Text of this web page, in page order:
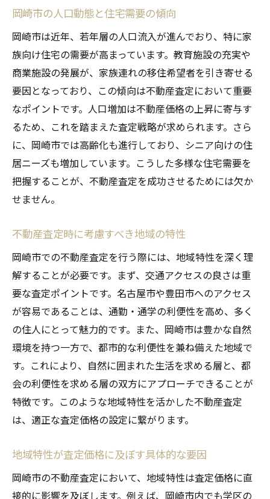
地域経済の動向が不動産市場に及ぼす影響
市場の安全性を測るためのリスク評価
不動産査定を円滑に岡崎市の特性を生かしたプ
ロセス
岡崎市における効率的な査定手法の選び方
地域特性を活用した査定プロセスの工夫
査定精度を上げるためのポイント
地域情報を活用した査定戦略の立案
住民の意見を反映した査定結果の活かし方
査定後に見直すべき地域特性と市場動向
の秘訣
市場分析の基本とその重要性
岡崎市の不動産市場でのデータ分析手法
成功する査定に必要な市場情報の収集方法
市場分析から得たデータを査定に活かすコ
ツ
分析結果を基にした価格決定のプロセス
市場分析が明らかにする今後の不動産動向
地域特性を活かした岡崎市の不動産査定実践的
アドバイス
地域特性を査定に反映するためのテクニッ
ク
地域住民から学ぶ査定のポイント
岡崎市の人口動態と住宅需要の傾向
岡崎市は近年、若年層の人口流入が進んでおり、特に家
族向け住宅の需要が高まっています。教育施設の充実や
商業施設の発展が、家族連れの移住希望者を引き寄せる
要因となっており、この傾向は不動産査定において重要
なポイントです。人口増加は不動産価格の上昇に寄与す
るため、これを踏まえた査定戦略が求められます。さら
に、岡崎市では高齢化も進行しており、シニア向けの住
居ニーズも増加しています。こうした多様な住宅需要を
把握することが、不動産査定を成功させるためには欠か
せません。
不動産査定時に考慮すべき地域の特性
岡崎市での不動産査定を行う際には、地域特性を深く理
解することが必要です。まず、交通アクセスの良さは重
要な査定ポイントです。名古屋市や豊田市へのアクセス
が容易であることは、通勤・通学の利便性を高め、多く
の住人にとって魅力的です。また、岡崎市は豊かな自然
環境を持つ一方で、都市的な利便性を兼ね備えた地域で
す。これにより、自然に囲まれた生活を求める層と、都
会の利便性を求める層の双方にアプローチできることが
特徴です。このような地域特性を活かした不動産査定
は、適正な査定価格の設定に繋がります。
地域特性が査定価格に及ぼす具体的な要因
岡崎市の不動産査定において、地域特性は査定価格に直
接的に影響を及ぼします。例えば、岡崎市内でも学区の